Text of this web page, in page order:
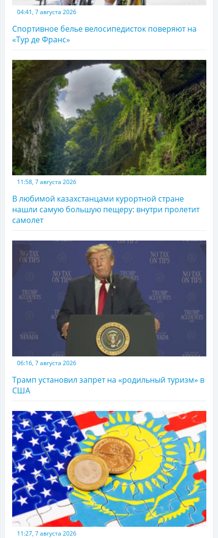
04:41, 7 августа 2026
Спортивное белье велосипедисток поверяют на
«Тур де Франс»
11:58, 7 августа 2026
В любимой казахстанцами курортной стране
нашли самую большую пещеру: внутри пролетит
самолет
06:16, 7 августа 2026
Трамп установил запрет на «родильный туризм» в
США
11:27, 7 августа 2026